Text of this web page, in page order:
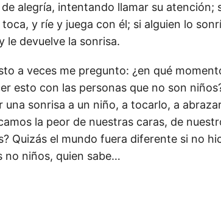
alegría, intentando llamar su atención;
y ríe y juega con él; si alguien lo
le devuelve la sonrisa.
a veces me pregunto: ¿en qué
esto con las personas que no son
una sonrisa a un niño, a tocarlo, a
la peor de nuestras caras, de
Quizás el mundo fuera diferente si no
no niños, quien sabe…